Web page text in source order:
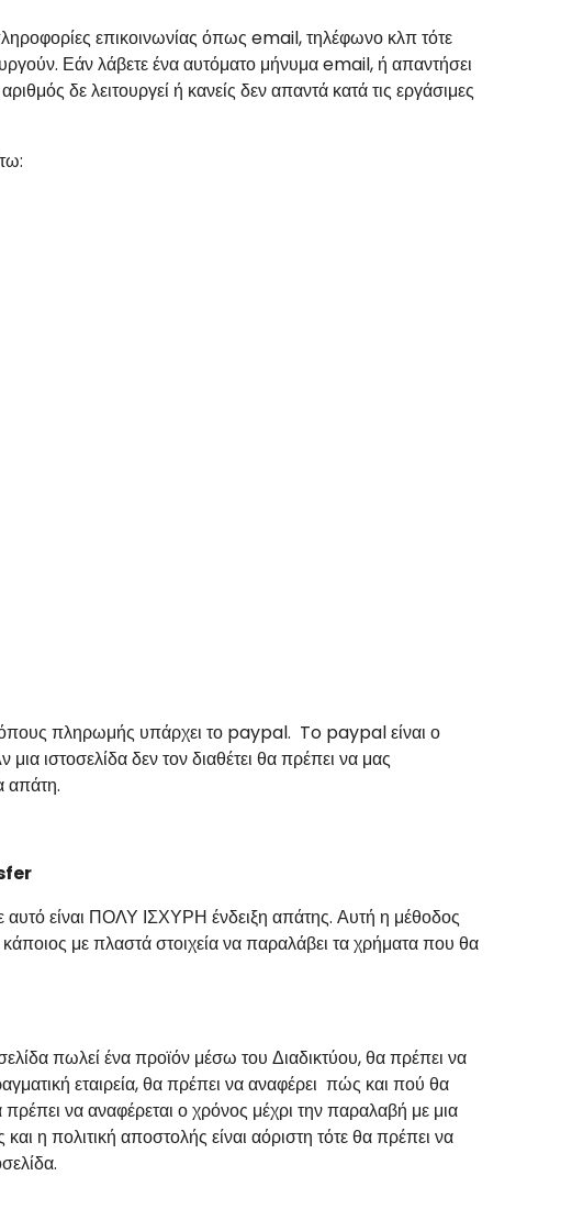
επικοινωνίας όπως email, τηλέφωνο κλπ τότε
Εάν λάβετε ένα αυτόματο μήνυμαemail, ή απαντήσει
δε λειτουργεί ή κανείς δεν απαντά κατά τις εργάσιμες
πληρωμής υπάρχει το paypal. To paypalείναι ο
ιστοσελίδα δεν τον διαθέτει θα πρέπει να μας
απάτη.
είναι ΠΟΛΥ ΙΣΧΥΡΗ ένδειξη απάτης. Αυτή η μέθοδος
με πλαστά στοιχεία να παραλάβει τα χρήματα που θα
πωλεί ένα προϊόν μέσω του Διαδικτύου, θα πρέπει να
εταιρεία, θα πρέπει να αναφέρει πώς και πού θα
να αναφέρεται ο χρόνος μέχρι την παραλαβή με μια
η πολιτική αποστολής είναι αόριστη τότε θα πρέπει να